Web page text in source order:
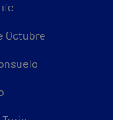
Octubre